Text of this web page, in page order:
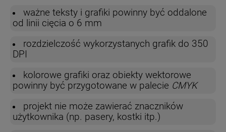
ważne teksty i grafiki powinny być oddalone
od linii cięcia o 6 mm
rozdzielczość wykorzystanych grafik do 350
DPI
kolorowe grafiki oraz obiekty wektorowe
powinny być przygotowane w palecie CMYK
projekt nie może zawierać znaczników
użytkownika (np. pasery, kostki itp.)